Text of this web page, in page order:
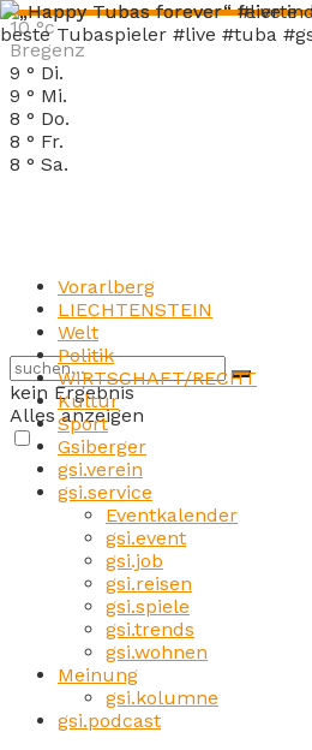
10 °c
Bregenz
9 ° Di.
9 ° Mi.
8 ° Do.
8 ° Fr.
8 ° Sa.
kein Ergebnis
Alles anzeigen
Vorarlberg
LIECHTENSTEIN
Welt
Politik
WIRTSCHAFT/RECHT
Kultur
Sport
Gsiberger
gsi.verein
gsi.service
Eventkalender
gsi.event
gsi.job
gsi.reisen
gsi.spiele
gsi.trends
gsi.wohnen
Meinung
gsi.kolumne
gsi.podcast